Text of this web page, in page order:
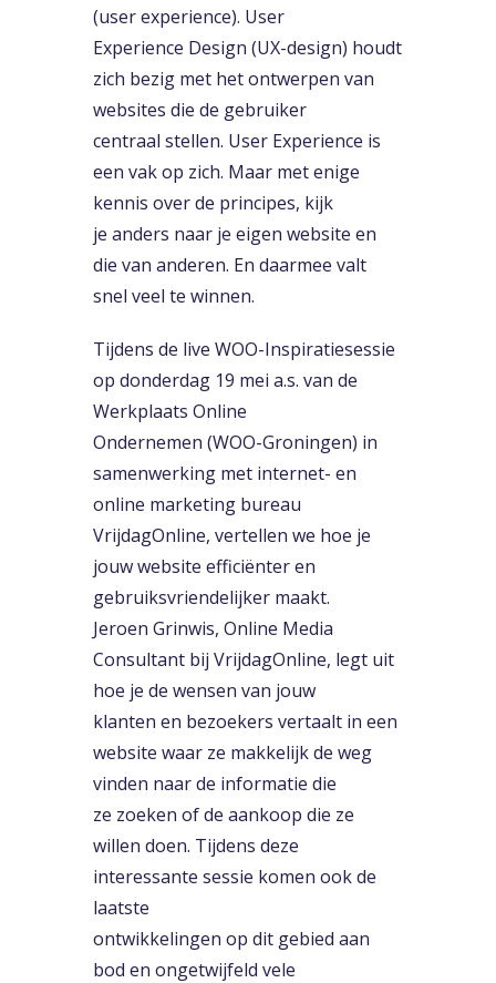
(user experience). User
Experience Design (UX-design) houdt
zich bezig met het ontwerpen van
websites die de gebruiker
centraal stellen. User Experience is
een vak op zich. Maar met enige
kennis over de principes, kijk
je anders naar je eigen website en
die van anderen. En daarmee valt
snel veel te winnen.
Tijdens de live WOO-Inspiratiesessie
op donderdag 19 mei a.s. van de
Werkplaats Online
Ondernemen (WOO-Groningen) in
samenwerking met internet- en
online marketing bureau
VrijdagOnline, vertellen we hoe je
jouw website efficiënter en
gebruiksvriendelijker maakt.
Jeroen Grinwis, Online Media
Consultant bij VrijdagOnline, legt uit
hoe je de wensen van jouw
klanten en bezoekers vertaalt in een
website waar ze makkelijk de weg
vinden naar de informatie die
ze zoeken of de aankoop die ze
willen doen. Tijdens deze
interessante sessie komen ook de
laatste
ontwikkelingen op dit gebied aan
bod en ongetwijfeld vele